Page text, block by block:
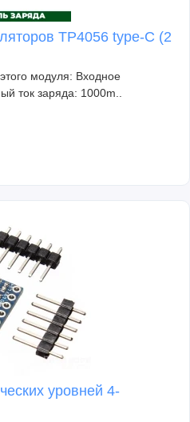
TP4056 type-C (2
модуля: Входное
ток заряда: 1000m..
уровней 4-